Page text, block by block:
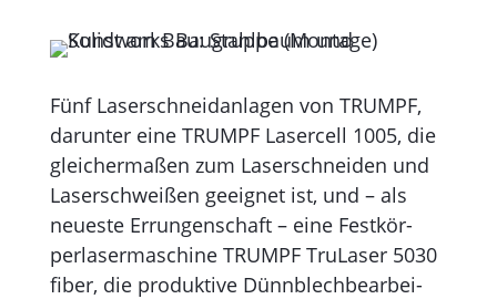
Fünf Laserschneid­anlagen von TRUMPF,
darunter eine TRUMPF Lasercell 1005, die
gleichermaßen zum Laserschneiden und
Laserschweißen geei­gnet ist, und – als
neueste Errun­gen­schaft – eine Festkör­
perla­ser­­maschine TRUMPF TruLaser 5030
fiber­, die produktive Dünnblechbear­bei­